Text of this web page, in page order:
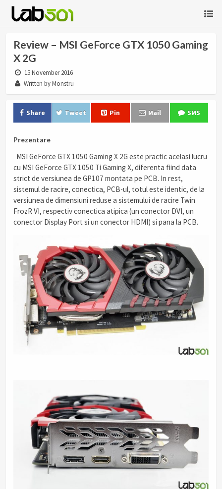
Review – MSI GeForce GTX 1050 Gaming
X 2G
15 November 2016
Written by Monstru
Share Tweet Pin Mail SMS
Prezentare
MSI GeForce GTX 1050 Gaming X 2G este practic acelasi lucru
cu MSI GeForce GTX 1050 Ti Gaming X, diferenta fiind data
strict de versiunea de GP107 montata pe PCB. In rest,
sistemul de racire, conectica, PCB-ul, totul este identic, de la
versiunea de dimensiuni reduse a sistemului de racire Twin
FrozR VI, respectiv conectica atipica (un conector DVI, un
conector Display Port si un conector HDMI) si pana la PCB.